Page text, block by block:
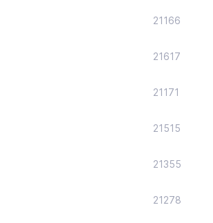
21166
21617
21171
21515
21355
21278